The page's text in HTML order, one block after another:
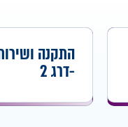
התקנה
-דרג 2